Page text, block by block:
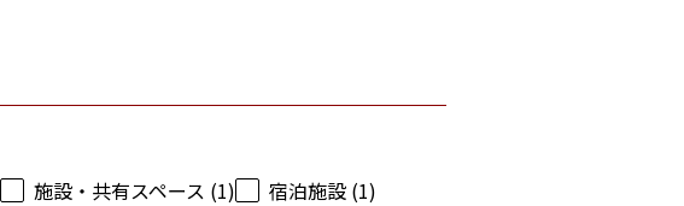
施設・共有スペース (1) 宿泊施設 (1)